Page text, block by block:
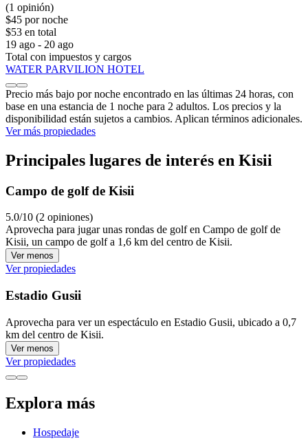
(1 opinión)
$45 por noche
$53 en total
19 ago - 20 ago
Total con impuestos y cargos
WATER PARVILION HOTEL
Precio más bajo por noche encontrado en las últimas 24 horas, con
base en una estancia de 1 noche para 2 adultos. Los precios y la
disponibilidad están sujetos a cambios. Aplican términos adicionales.
Ver más propiedades
Principales lugares de interés en Kisii
Campo de golf de Kisii
5.0/10 (2 opiniones)
Aprovecha para jugar unas rondas de golf en Campo de golf de
Kisii, un campo de golf a 1,6 km del centro de Kisii.
Ver menos
Ver propiedades
Estadio Gusii
Aprovecha para ver un espectáculo en Estadio Gusii, ubicado a 0,7
km del centro de Kisii.
Ver menos
Ver propiedades
Explora más
Hospedaje